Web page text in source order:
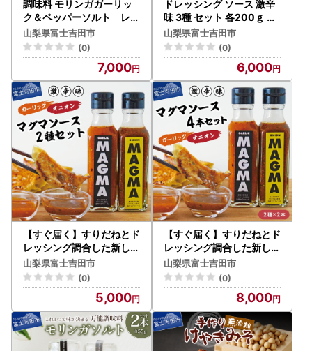
調味料 モリンガガーリッ
ク＆ペッパーソルト レフ
ィル2袋セット 【メール便
発送】 ペッパー 塩
山梨県富士吉田市
(0)
7,000
ドレッシング ソース 激辛
味 3種 セット 各200ｇ 詰
め合わせ 名物 焼肉のたれ
調味料 旨辛 キャンプ
山梨県富士吉田市
(0)
6,000
【すぐ届く】すりだねとド
レッシング調合した新しい
ホットソース MAGMA ２
本セット（オニオンとガー
リックMAGMAの2本セッ
山梨県富士吉田市
(0)
5,000
【すぐ届く】すりだねとド
レッシング調合した新しい
ホットソース MAGMA ４
本セット（オニオン２本と
ガーリックMAGMAの2本
山梨県富士吉田市
(0)
8,000